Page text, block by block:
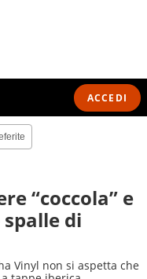
ACCEDI
“coccola” e
di
Vinyl non si aspetta che